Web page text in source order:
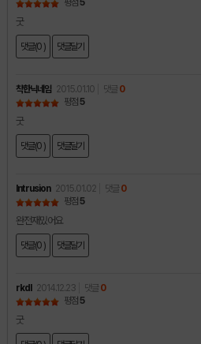
평점 5
굿
댓글(0 ) 댓글달기
착한닉네임 2015.01.10 댓글 0
평점 5
굿
댓글(0 ) 댓글달기
Intrusion 2015.01.02 댓글 0
평점 5
완전재밌어요
댓글(0 ) 댓글달기
rkdl 2014.12.23 댓글 0
평점 5
굿